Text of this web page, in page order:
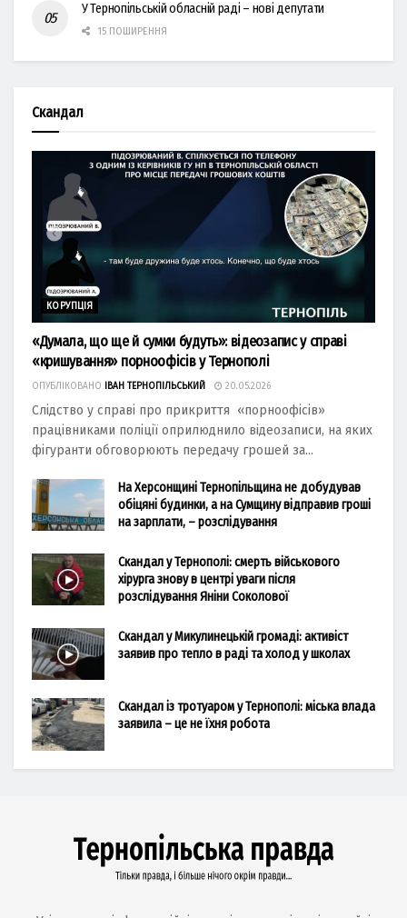
У Тернопільській обласній раді – нові депутати
15 ПОШИРЕННЯ
Скандал
КОРУПЦІЯ
«Думала, що ще й сумки будуть»: відеозапис у справі
«кришування» порноофісів у Тернополі
ОПУБЛІКОВАНО ІВАН ТЕРНОПІЛЬСЬКИЙ 20.05.2026
Слідство у справі про прикриття «порноофісів»
працівниками поліції оприлюднило відеозаписи, на яких
фігуранти обговорюють передачу грошей за...
На Херсонщині Тернопільщина не добудував
обіцяні будинки, а на Сумщину відправив гроші
на зарплати, – розслідування
Скандал у Тернополі: смерть військового
хірурга знову в центрі уваги після
розслідування Яніни Соколової
Скандал у Микулинецькій громаді: активіст
заявив про тепло в раді та холод у школах
Скандал із тротуаром у Тернополі: міська влада
заявила – це не їхня робота